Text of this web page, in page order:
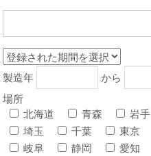
製造年
から
場所
北海道
青森 岩手
埼玉
千葉 東京
岐阜
静岡 愛知